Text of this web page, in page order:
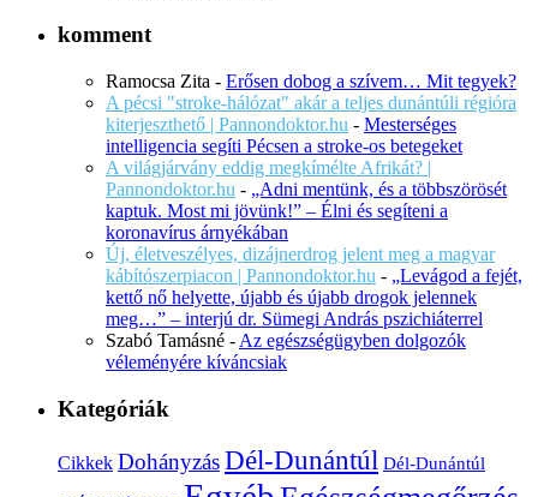
komment
Ramocsa Zita - Erősen dobog a szívem… Mit tegyek?
A pécsi "stroke-hálózat" akár a teljes dunántúli régióra
kiterjeszthető | Pannondoktor.hu - Mesterséges
intelligencia segíti Pécsen a stroke-os betegeket
A világjárvány eddig megkímélte Afrikát? |
Pannondoktor.hu - „Adni mentünk, és a többszörösét
kaptuk. Most mi jövünk!” – Élni és segíteni a
koronavírus árnyékában
Új, életveszélyes, dizájnerdrog jelent meg a magyar
kábítószerpiacon | Pannondoktor.hu - „Levágod a fejét,
kettő nő helyette, újabb és újabb drogok jelennek
meg…” – interjú dr. Sümegi András pszichiáterrel
Szabó Tamásné - Az egészségügyben dolgozók
véleményére kíváncsiak
Kategóriák
Cikkek DohányzásDél-Dunántúl Dél-Dunántúl